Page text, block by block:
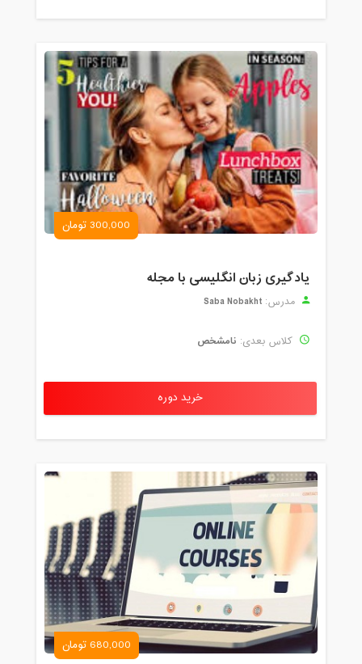
300,000 تومان
یادگیری زبان انگلیسی با مجله
مدرس: Saba Nobakht
کلاس بعدی: نامشخص
خرید دوره
680,000 تومان